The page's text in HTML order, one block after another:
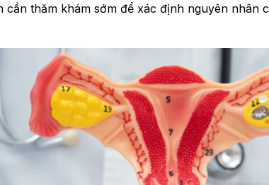
cần thăm khám sớm để xác định nguyên nhân